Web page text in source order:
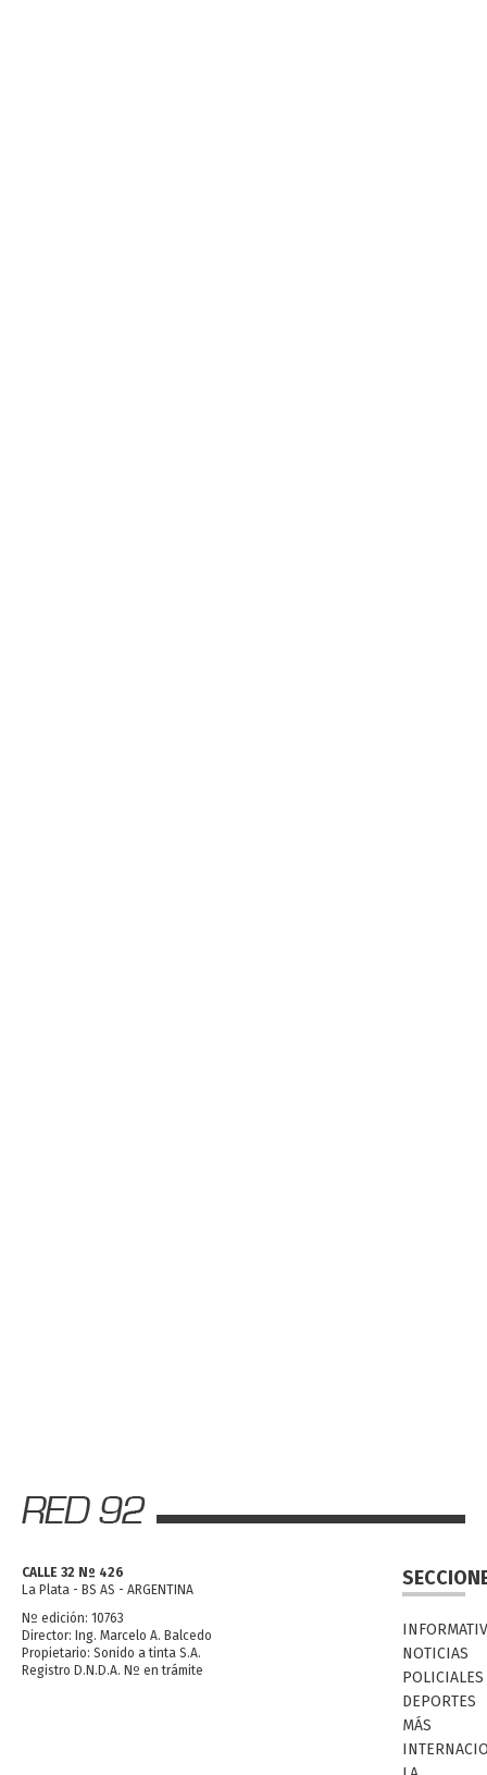
CALLE 32 Nº 426
La Plata - BS AS - ARGENTINA
Nº edición: 10763
Director: Ing. Marcelo A. Balcedo
Propietario: Sonido a tinta S.A.
Registro D.N.D.A. Nº en trámite
NOTICIAS
POLICIALES
DEPORTES
MÁS